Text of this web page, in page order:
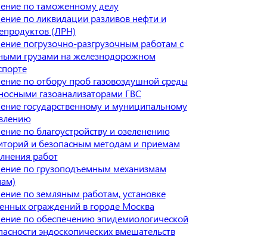
по таможенному делу
по ликвидации разливов нефти и
(ЛРН)
погрузочно-разгрузочным работам с
грузами на железнодорожном
по отбору проб газовоздушной среды
газоанализаторами ГВС
государственному и муниципальному
по благоустройству и озеленению
и безопасным методам и приемам
работ
по грузоподъемным механизмам
по земляным работам, установке
ограждений в городе Москва
по обеспечению эпидемиологической
эндоскопических вмешательств